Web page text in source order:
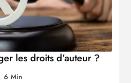
les droits d’auteur ?
6 Min